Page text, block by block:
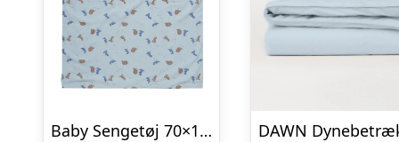
Baby Sengetøj 70×100, Dino Blue Fog